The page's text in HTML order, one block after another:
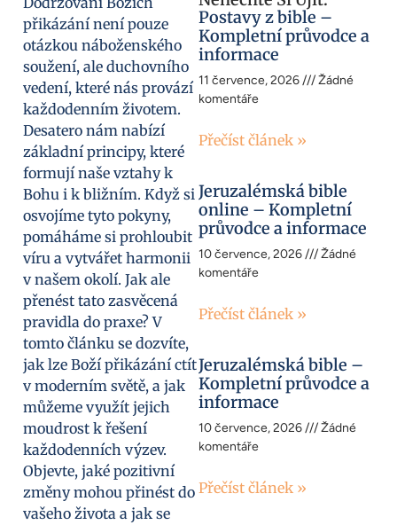
přikázání není pouze
otázkou náboženského
soužení, ale duchovního
vedení, které nás provází
každodenním životem.
Desatero nám nabízí
základní principy, které
formují naše vztahy k
Bohu i k bližním. Když si
osvojíme tyto pokyny,
pomáháme si prohloubit
víru a vytvářet harmonii
v našem okolí. Jak ale
přenést tato zasvěcená
pravidla do praxe? V
tomto článku se dozvíte,
jak lze Boží přikázání ctít
v moderním světě, a jak
můžeme využít jejich
moudrost k řešení
každodenních výzev.
Objevte, jaké pozitivní
změny mohou přinést do
vašeho života a jak se
Postavy z bible –
Kompletní průvodce a
informace
11 července, 2026
Žádné
komentáře
Přečíst článek »
Jeruzalémská bible
online – Kompletní
průvodce a informace
10 července, 2026
Žádné
komentáře
Přečíst článek »
Jeruzalémská bible –
Kompletní průvodce a
informace
10 července, 2026
Žádné
komentáře
Přečíst článek »